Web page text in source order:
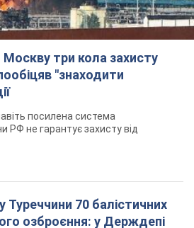
Туреччини 70 балістичних
озброєння: у Держдепі
список
відома американський Конгрес
вухо": у містах України 24-й
мітинги на підтримку